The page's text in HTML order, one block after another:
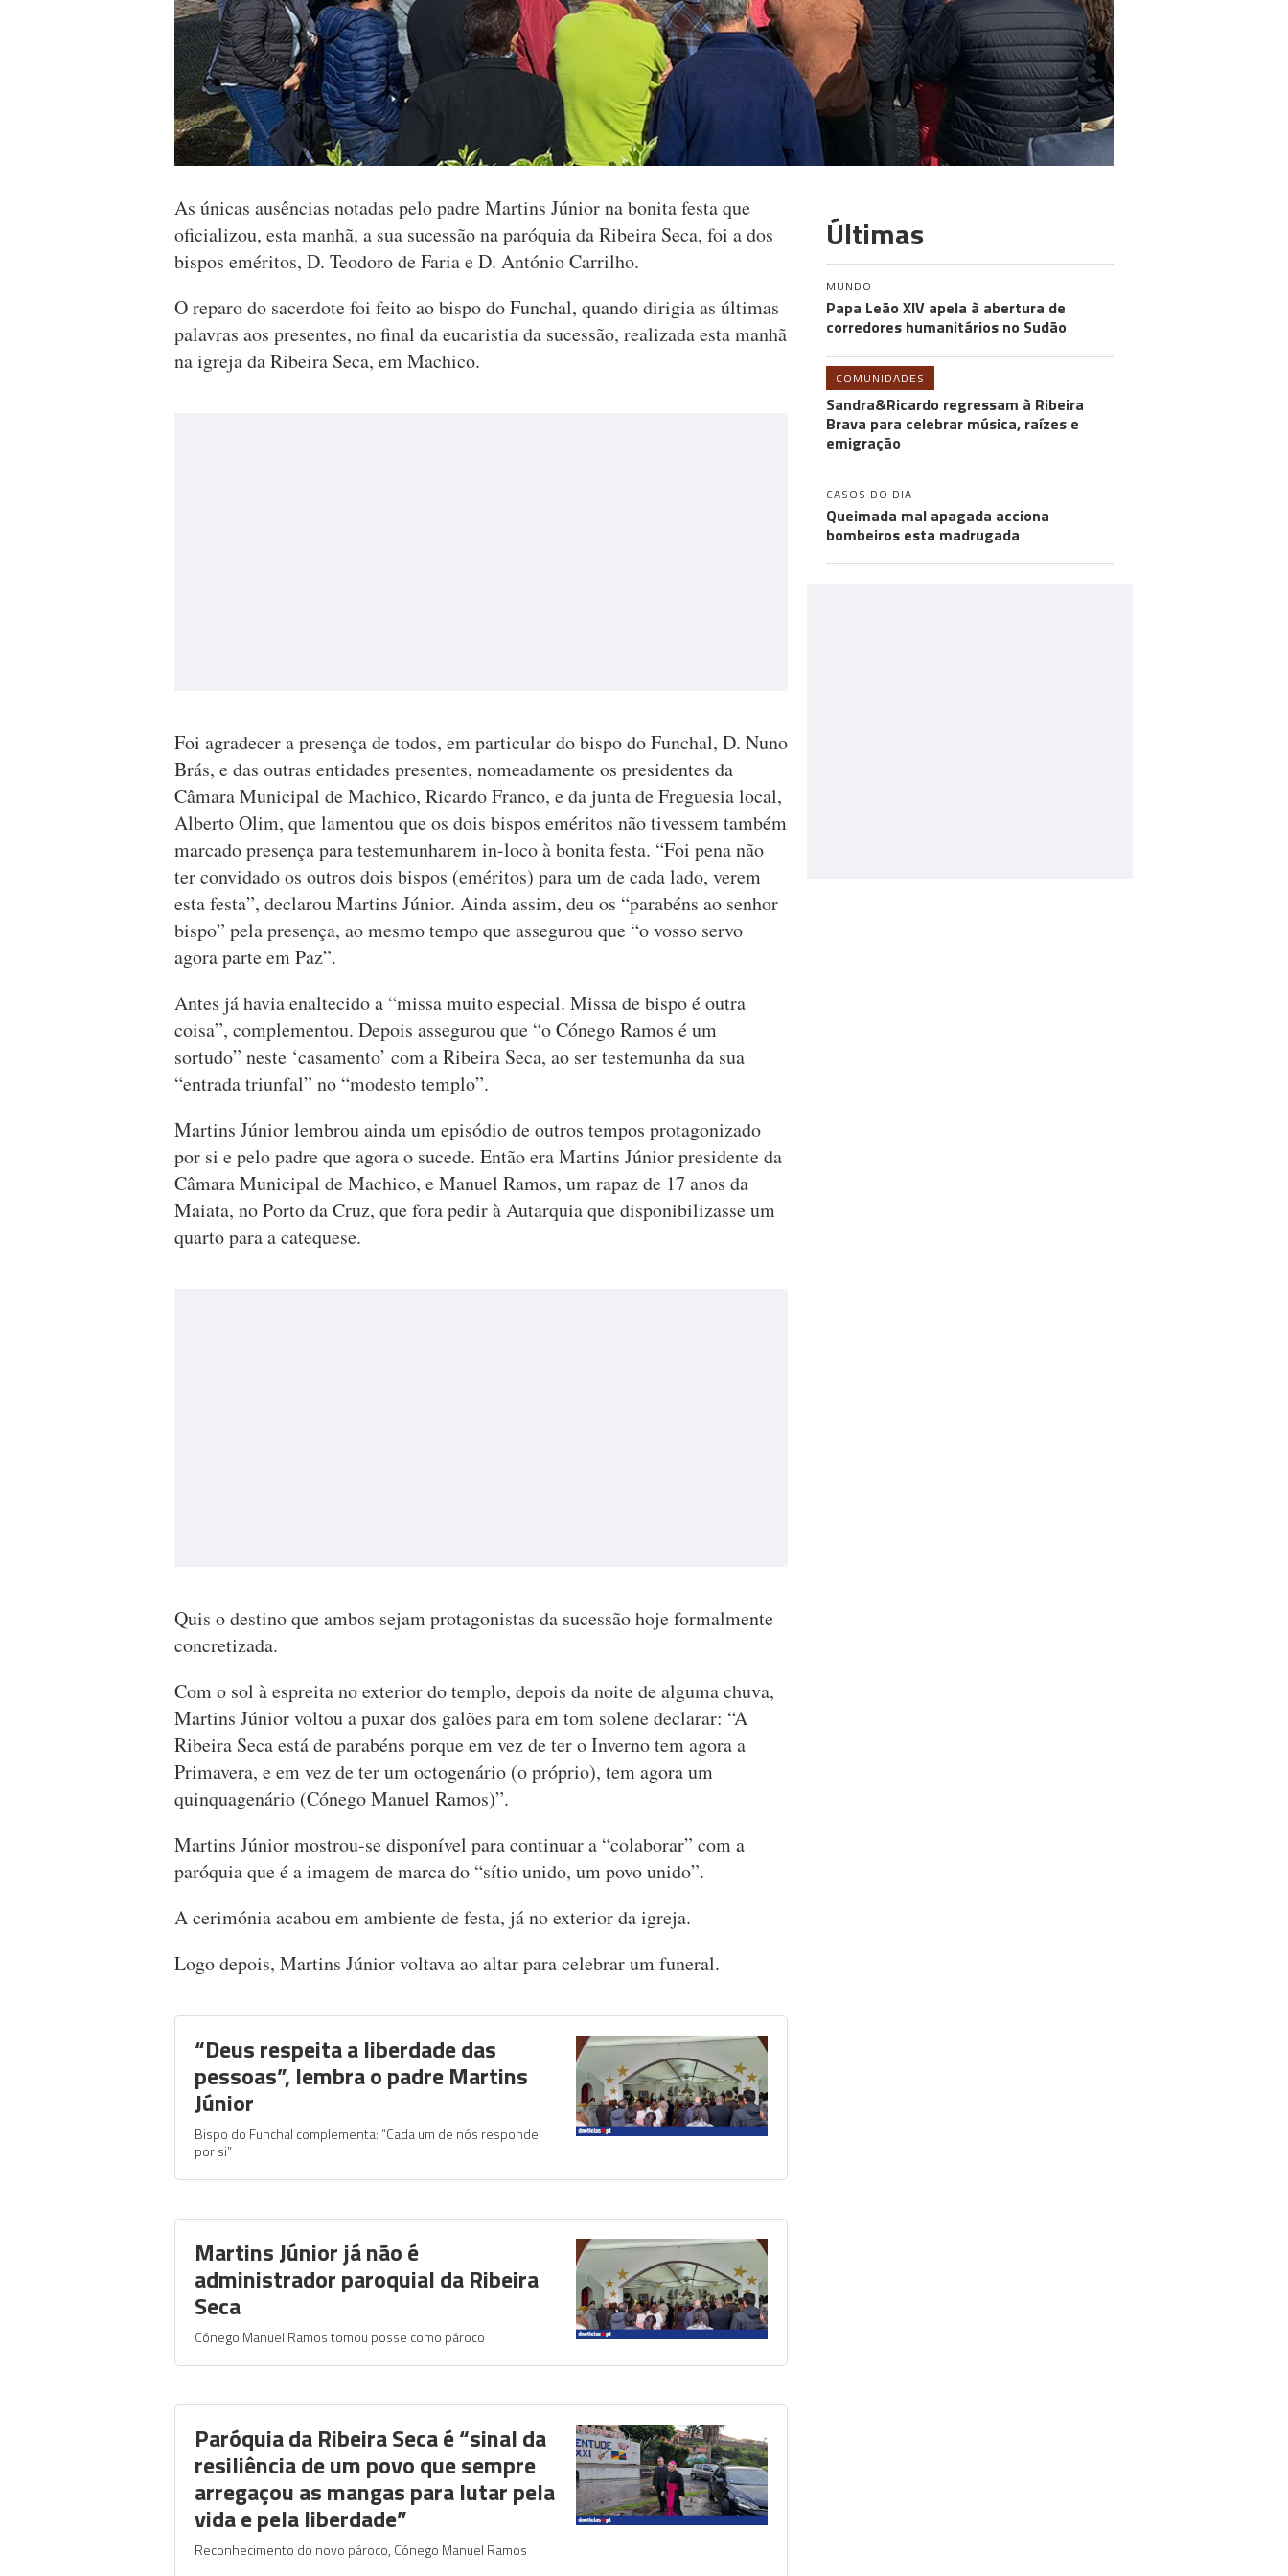
As únicas ausências notadas pelo padre Martins Júnior na bonita festa que
oficializou, esta manhã, a sua sucessão na paróquia da Ribeira Seca, foi a dos
bispos eméritos, D. Teodoro de Faria e D. António Carrilho.
O reparo do sacerdote foi feito ao bispo do Funchal, quando dirigia as últimas
palavras aos presentes, no final da eucaristia da sucessão, realizada esta manhã
na igreja da Ribeira Seca, em Machico.
Foi agradecer a presença de todos, em particular do bispo do Funchal, D. Nuno
Brás, e das outras entidades presentes, nomeadamente os presidentes da
Câmara Municipal de Machico, Ricardo Franco, e da junta de Freguesia local,
Alberto Olim, que lamentou que os dois bispos eméritos não tivessem também
marcado presença para testemunharem in-loco à bonita festa. “Foi pena não
ter convidado os outros dois bispos (eméritos) para um de cada lado, verem
esta festa”, declarou Martins Júnior. Ainda assim, deu os “parabéns ao senhor
bispo” pela presença, ao mesmo tempo que assegurou que “o vosso servo
agora parte em Paz”.
Antes já havia enaltecido a “missa muito especial. Missa de bispo é outra
coisa”, complementou. Depois assegurou que “o Cónego Ramos é um
sortudo” neste ‘casamento’ com a Ribeira Seca, ao ser testemunha da sua
“entrada triunfal” no “modesto templo”.
Martins Júnior lembrou ainda um episódio de outros tempos protagonizado
por si e pelo padre que agora o sucede. Então era Martins Júnior presidente da
Câmara Municipal de Machico, e Manuel Ramos, um rapaz de 17 anos da
Maiata, no Porto da Cruz, que fora pedir à Autarquia que disponibilizasse um
quarto para a catequese.
Quis o destino que ambos sejam protagonistas da sucessão hoje formalmente
concretizada.
Com o sol à espreita no exterior do templo, depois da noite de alguma chuva,
Martins Júnior voltou a puxar dos galões para em tom solene declarar: “A
Ribeira Seca está de parabéns porque em vez de ter o Inverno tem agora a
Primavera, e em vez de ter um octogenário (o próprio), tem agora um
quinquagenário (Cónego Manuel Ramos)”.
Martins Júnior mostrou-se disponível para continuar a “colaborar” com a
paróquia que é a imagem de marca do “sítio unido, um povo unido”.
A cerimónia acabou em ambiente de festa, já no exterior da igreja.
Logo depois, Martins Júnior voltava ao altar para celebrar um funeral.
“Deus respeita a liberdade das
pessoas”, lembra o padre Martins
Júnior
Bispo do Funchal complementa: “Cada um de nós responde
por si”
Martins Júnior já não é
administrador paroquial da Ribeira
Seca
Cónego Manuel Ramos tomou posse como pároco
Paróquia da Ribeira Seca é “sinal da
resiliência de um povo que sempre
arregaçou as mangas para lutar pela
vida e pela liberdade”
Reconhecimento do novo pároco, Cónego Manuel Ramos
Últimas
MUNDO
Papa Leão XIV apela à abertura de
corredores humanitários no Sudão
COMUNIDADES
Sandra&Ricardo regressam à Ribeira
Brava para celebrar música, raízes e
emigração
CASOS DO DIA
Queimada mal apagada acciona
bombeiros esta madrugada